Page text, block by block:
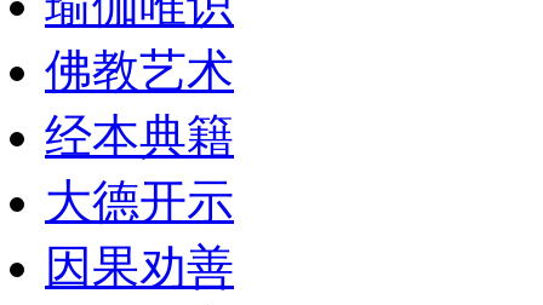
佛教艺术
经本典籍
大德开示
因果劝善